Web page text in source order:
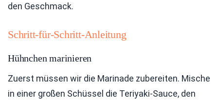
den Geschmack.
Schritt-für-Schritt-Anleitung
Hühnchen marinieren
Zuerst müssen wir die Marinade zubereiten. Mische
in einer großen Schüssel die Teriyaki-Sauce, den